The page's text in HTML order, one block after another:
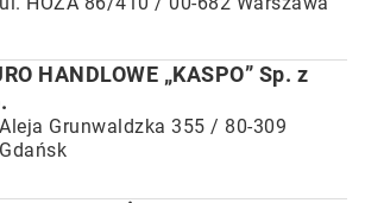
HANDLOWE „KASPO” Sp. z
Aleja Grunwaldzka 355 / 80-309
Gdańsk